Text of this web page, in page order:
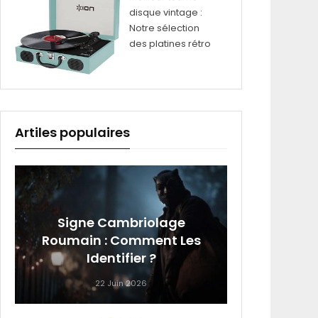
disque vintage :
Notre sélection
des platines rétro
Artiles populaires
Signe Cambriolage
Roumain : Comment Les
Identifier ?
22 Juin 2026